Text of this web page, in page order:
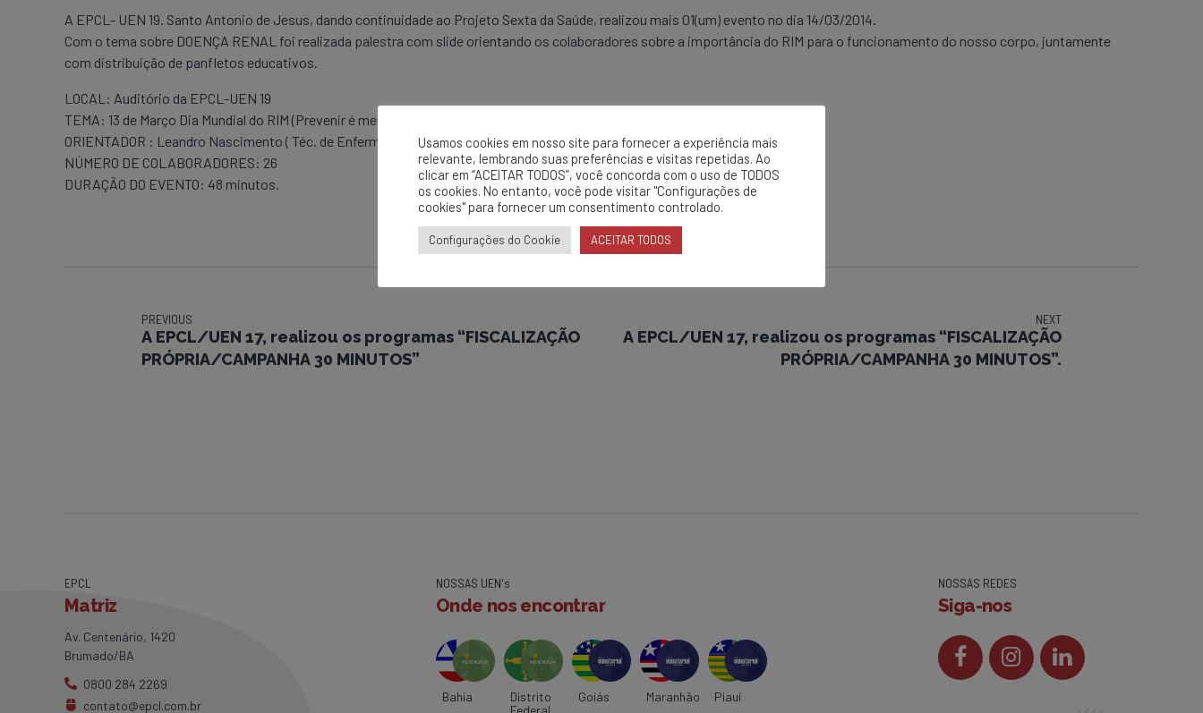
A EPCL- UEN 19. Santo Antonio de Jesus, dando continuidade ao Projeto Sexta da Saúde, realizou mais 01(um) evento no dia 14/03/2014.
Com o tema sobre DOENÇA RENAL foi realizada palestra com slide orientando os colaboradores sobre a importância do RIM para o funcionamento do nosso corpo, juntamente
com distribuição de panfletos educativos.
LOCAL: Auditório da EPCL-UEN 19
TEMA: 13 de Março Dia Mundial do RIM (Prevenir é melhor que Dialisar )
ORIENTADOR : Leandro Nascimento ( Téc. de Enfermagem )
NÚMERO DE COLABORADORES: 26
DURAÇÃO DO EVENTO: 48 minutos.
PREVIOUS
A EPCL/UEN 17, realizou os programas “FISCALIZAÇÃO
PRÓPRIA/CAMPANHA 30 MINUTOS”
NEXT
A EPCL/UEN 17, realizou os programas “FISCALIZAÇÃO
PRÓPRIA/CAMPANHA 30 MINUTOS”.
EPCL
Matriz
Av. Centenário, 1420
Brumado/BA
0800 284 2269
contato@epcl.com.br
NOSSAS UEN's
Onde nos encontrar
Bahia
Distrito
Goiás Maranhão Piauí
NOSSAS REDES
Siga-nos
Usamos cookies em nosso site para fornecer a experiência mais
relevante, lembrando suas preferências e visitas repetidas. Ao
clicar em “ACEITAR TODOS”, você concorda com o uso de TODOS
os cookies. No entanto, você pode visitar "Configurações de
cookies" para fornecer um consentimento controlado.
Configurações do Cookie ACEITAR TODOS